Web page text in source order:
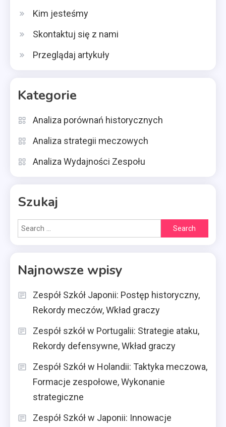
Kim jesteśmy
Skontaktuj się z nami
Przeglądaj artykuły
Kategorie
Analiza porównań historycznych
Analiza strategii meczowych
Analiza Wydajności Zespołu
Szukaj
Search
for:
Najnowsze wpisy
Zespół Szkół Japonii: Postęp historyczny,
Rekordy meczów, Wkład graczy
Zespół szkół w Portugalii: Strategie ataku,
Rekordy defensywne, Wkład graczy
Zespół Szkół w Holandii: Taktyka meczowa,
Formacje zespołowe, Wykonanie
strategiczne
Zespół Szkół w Japonii: Innowacje